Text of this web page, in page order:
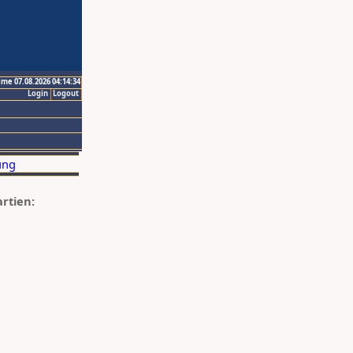
07.08.2026 04:14:34
Logout
Login